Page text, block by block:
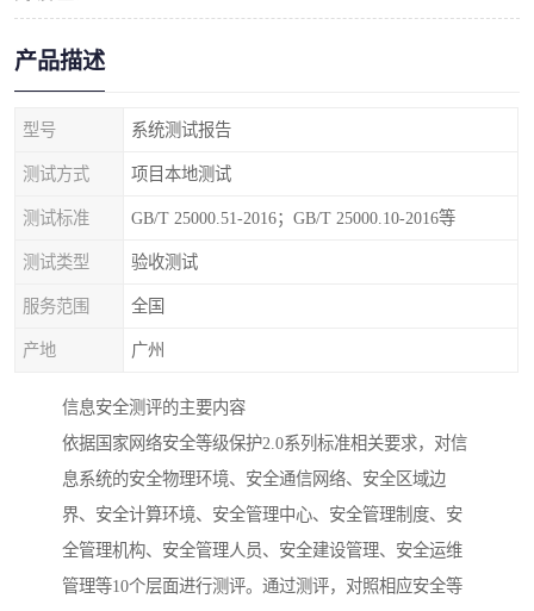
产品描述
型号 系统测试报告
测试方式 项目本地测试
测试标准 GB/T 25000.51-2016；GB/T 25000.10-2016等
测试类型 验收测试
服务范围 全国
产地 广州
信息安全测评的主要内容
依据国家网络安全等级保护2.0系列标准相关要求，对信
息系统的安全物理环境、安全通信网络、安全区域边
界、安全计算环境、安全管理中心、安全管理制度、安
全管理机构、安全管理人员、安全建设管理、安全运维
管理等10个层面进行测评。通过测评，对照相应安全等